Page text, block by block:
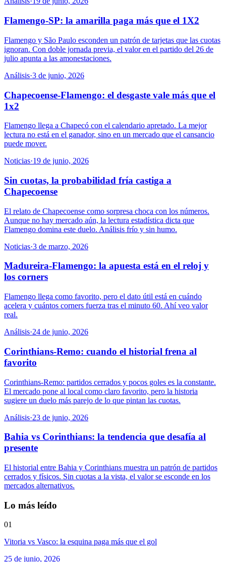
Flamengo-SP: la amarilla paga más que el 1X2
Flamengo y São Paulo esconden un patrón de tarjetas que las cuotas
ignoran. Con doble jornada previa, el valor en el partido del 26 de
julio apunta a las amonestaciones.
Análisis·3 de junio, 2026
Chapecoense-Flamengo: el desgaste vale más que el
1x2
Flamengo llega a Chapecó con el calendario apretado. La mejor
lectura no está en el ganador, sino en un mercado que el cansancio
puede mover.
Noticias·19 de junio, 2026
Sin cuotas, la probabilidad fría castiga a
Chapecoense
El relato de Chapecoense como sorpresa choca con los números.
Aunque no hay mercado aún, la lectura estadística dicta que
Flamengo domina este duelo. Análisis frío y sin humo.
Noticias·3 de marzo, 2026
Madureira-Flamengo: la apuesta está en el reloj y
los corners
Flamengo llega como favorito, pero el dato útil está en cuándo
acelera y cuántos corners fuerza tras el minuto 60. Ahí veo valor
real.
Análisis·24 de junio, 2026
Corinthians-Remo: cuando el historial frena al
favorito
Corinthians-Remo: partidos cerrados y pocos goles es la constante.
El mercado pone al local como claro favorito, pero la historia
sugiere un duelo más parejo de lo que pintan las cuotas.
Análisis·23 de junio, 2026
Bahia vs Corinthians: la tendencia que desafía al
presente
El historial entre Bahia y Corinthians muestra un patrón de partidos
cerrados y físicos. Sin cuotas a la vista, el valor se esconde en los
mercados alternativos.
Lo más leído
01
Vitoria vs Vasco: la esquina paga más que el gol
25 de junio, 2026